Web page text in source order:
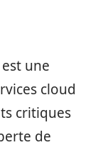
une
cloud
critiques
de